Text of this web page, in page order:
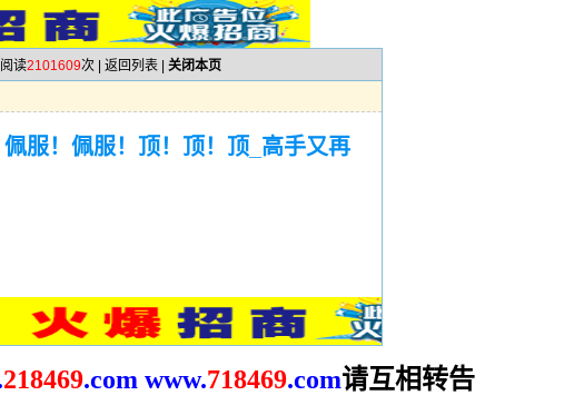
阅读2101609次 | 返回列表 关闭本页
服！佩服！顶！顶！顶_高手又再
218469.com www.718469.com请互相转告